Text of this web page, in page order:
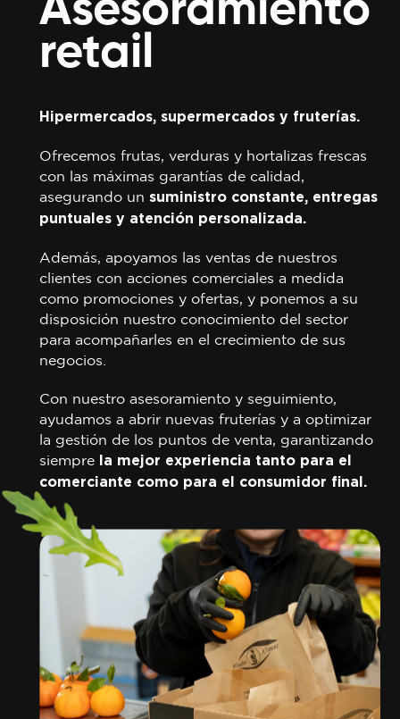
Asesoramiento
retail
Hipermercados, supermercados y fruterías.
Ofrecemos frutas, verduras y hortalizas frescas
con las máximas garantías de calidad,
asegurando un suministro constante, entregas
puntuales y atención personalizada.
Además, apoyamos las ventas de nuestros
clientes con acciones comerciales a medida
como promociones y ofertas, y ponemos a su
disposición nuestro conocimiento del sector
para acompañarles en el crecimiento de sus
negocios.
Con nuestro asesoramiento y seguimiento,
ayudamos a abrir nuevas fruterías y a optimizar
la gestión de los puntos de venta, garantizando
siempre
la mejor experiencia tanto para el
comerciante como para el consumidor final.